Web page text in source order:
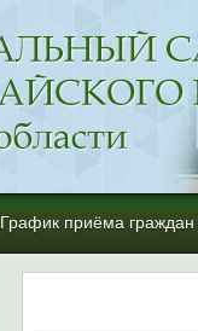
График приёма граждан